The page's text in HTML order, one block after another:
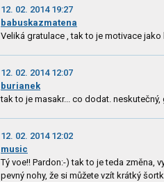
12. 02. 2014 19:27
babuskazmatena
Veliká gratulace , tak to je motivace jako
12. 02. 2014 12:07
burianek
tak to je masakr... co dodat. neskutečný,
12. 02. 2014 12:02
music
Tý voe!! Pardon:-) tak to je teda změna,
pevný nohy, že si můžete vzít krátký